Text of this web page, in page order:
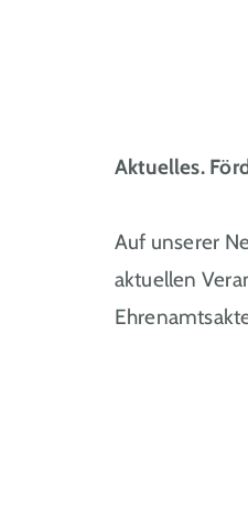
Aktuelles.
Auf unserer
aktuellen